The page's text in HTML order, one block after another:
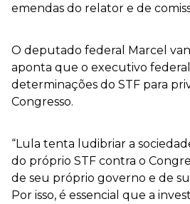
emendas do relator e de
O deputado federal Marcel
aponta que o executivo
determinações do STF para
Congresso.
“Lula tenta ludibriar a
do próprio STF contra o
de seu próprio governo e de
Por isso, é essencial que a